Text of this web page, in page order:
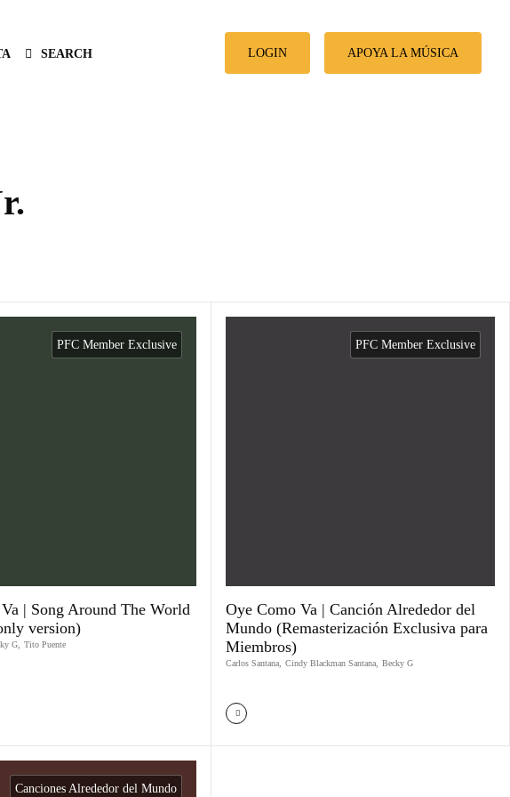
SEARCH LOGIN APOYA LA MÚSICA
PFC Member Exclusive
| Song Around The World
version)
G Tito Puente
PFC Member Exclusive
Oye Como Va | Canción Alrededor del
Mundo (Remasterización Exclusiva para
Miembros)
Carlos Santana Cindy Blackman Santana Becky G
Canciones Alrededor del Mundo